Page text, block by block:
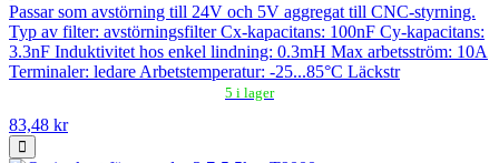
Passar som avstörning till 24V och 5V aggregat till CNC-styrning.
Typ av filter: avstörningsfilter Cx-kapacitans: 100nF Cy-kapacitans:
3.3nF Induktivitet hos enkel lindning: 0.3mH Max arbetsström: 10A
Terminaler: ledare Arbetstemperatur: -25...85°C Läckstr
5 i lager
83,48 kr